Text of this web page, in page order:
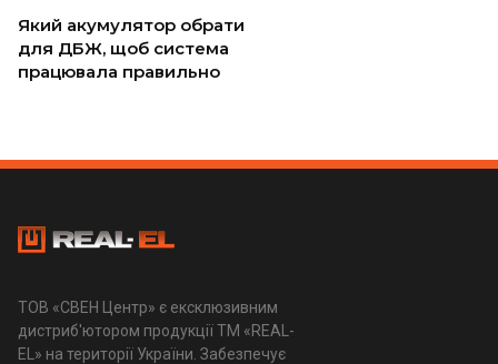
Який акумулятор обрати
для ДБЖ, щоб система
працювала правильно
ТОВ «СВЕН Центр» є ексклюзивним
дистриб'ютором продукції ТМ «REAL-
EL» на території України. Забезпечує